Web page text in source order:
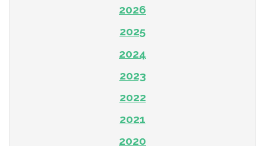
2026
2025
2024
2023
2022
2021
2020